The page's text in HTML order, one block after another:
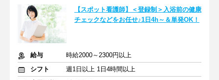
【スポット看護師】＜登録制＞入浴前の健康
チェックなどをお任せ♪1日4h～＆単発OK！
給与
時給2000～2300円以上
シフト
週1日以上 1日4時間以上